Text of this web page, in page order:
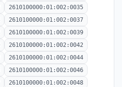
2610100000:01:002:0035
2610100000:01:002:0037
2610100000:01:002:0039
2610100000:01:002:0042
2610100000:01:002:0044
2610100000:01:002:0046
2610100000:01:002:0048